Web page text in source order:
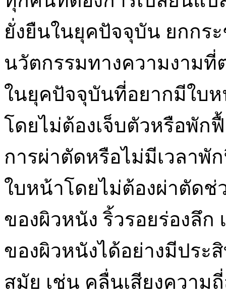
ยั่งยืนในยุคปัจจุบัน ยกกร
นวัตกรรมทางความงาม
ในยุคปัจจุบันที่อยากมีใบ
โดยไม่ต้องเจ็บตัวหรือพั
การผ่าตัดหรือไม่มีเวลาพั
ใบหน้าโดยไม่ต้องผ่าตัด
ของผิวหนัง ริ้วรอยร่องลึ
ของผิวหนังได้อย่างมีประ
สมัย เช่น คลื่นเสียงความถี่